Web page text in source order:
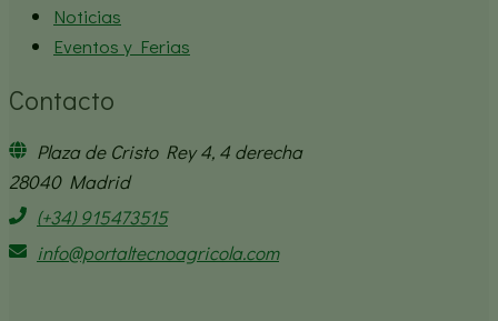
Noticias
Eventos y Ferias
Contacto
Plaza de Cristo Rey 4, 4 derecha
28040 Madrid
(+34) 915473515
info@portaltecnoagricola.com